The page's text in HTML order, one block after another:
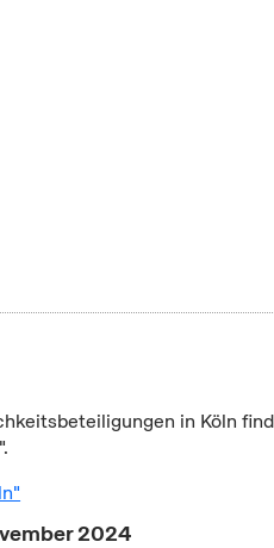
in Köln
2024